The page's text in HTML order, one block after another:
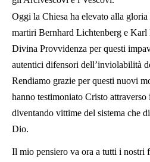
Oggi la Chiesa ha elevato alla
martiri Bernhard Lichtenberg e Karl
Divina Provvidenza per questi
autentici difensori dell’inviolabilità
Rendiamo grazie per questi nuovi
hanno testimoniato Cristo attraverso
diventando vittime del sistema che
Dio.
Il mio pensiero va ora a tutti i nostri